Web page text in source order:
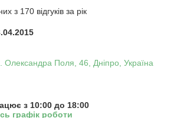
з 170 відгуків за рік
Олександра Поля, 46, Дніпро, Україна
з 10:00 до 18:00
графік роботи